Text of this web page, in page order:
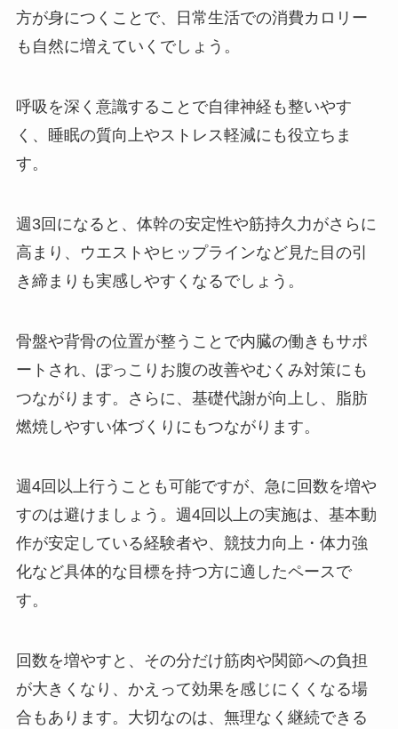
方が身につくことで、日常生活での消費カロリー
も自然に増えていくでしょう。
呼吸を深く意識することで自律神経も整いやす
く、睡眠の質向上やストレス軽減にも役立ちま
す。
週3回になると、体幹の安定性や筋持久力がさらに
高まり、ウエストやヒップラインなど見た目の引
き締まりも実感しやすくなるでしょう。
骨盤や背骨の位置が整うことで内臓の働きもサポ
ートされ、ぽっこりお腹の改善やむくみ対策にも
つながります。さらに、基礎代謝が向上し、脂肪
燃焼しやすい体づくりにもつながります。
週4回以上行うことも可能ですが、急に回数を増や
すのは避けましょう。週4回以上の実施は、基本動
作が安定している経験者や、競技力向上・体力強
化など具体的な目標を持つ方に適したペースで
す。
回数を増やすと、その分だけ筋肉や関節への負担
が大きくなり、かえって効果を感じにくくなる場
合もあります。大切なのは、無理なく継続できる